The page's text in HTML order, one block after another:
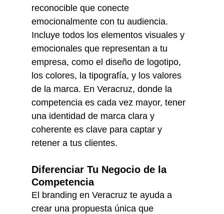
reconocible que conecte
emocionalmente con tu audiencia.
Incluye todos los elementos visuales y
emocionales que representan a tu
empresa, como el diseño de logotipo,
los colores, la tipografía, y los valores
de la marca. En Veracruz, donde la
competencia es cada vez mayor, tener
una identidad de marca clara y
coherente es clave para captar y
retener a tus clientes.
Diferenciar Tu Negocio de la
Competencia
El branding en Veracruz te ayuda a
crear una propuesta única que